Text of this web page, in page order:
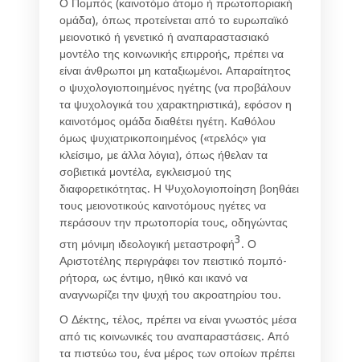
Ο Πομπός (καινοτόμο άτομο ή πρωτοποριακή
ομάδα), όπως προτείνεται από το ευρωπαϊκό
μειονοτικό ή γενετικό ή αναπαραστασιακό
μοντέλο της κοινωνικής επιρροής, πρέπει να
είναι άνθρωποι μη καταξιωμένοι. Απαραίτητος
ο ψυχολογιοποιημένος ηγέτης (να προβάλουν
τα ψυχολογικά του χαρακτηριστικά), εφόσον η
καινοτόμος ομάδα διαθέτει ηγέτη. Καθόλου
όμως ψυχιατρικοποιημένος («τρελός» για
κλείσιμο, με άλλα λόγια), όπως ήθελαν τα
σοβιετικά μοντέλα, εγκλεισμού της
διαφορετικότητας. Η Ψυχολογιοποίηση βοηθάει
τους μειονοτικούς καινοτόμους ηγέτες να
περάσουν την πρωτοπορία τους, οδηγώντας
στη μόνιμη ιδεολογική μεταστροφή3. Ο
Αριστοτέλης περιγράφει τον πειστικό πομπό-
ρήτορα, ως έντιμο, ηθικό και ικανό να
αναγνωρίζει την ψυχή του ακροατηρίου του.
Ο Δέκτης, τέλος, πρέπει να είναι γνωστός μέσα
από τις κοινωνικές του αναπαραστάσεις. Από
τα πιστεύω του, ένα μέρος των οποίων πρέπει